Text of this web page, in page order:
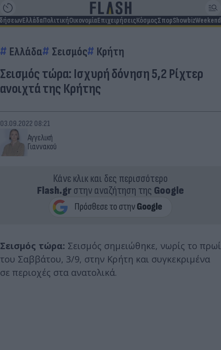
ΕλλάδαΠολιτικήΟικονομίαΕπιχειρήσειςΚόσμοςΣπορShowbizWeekend
Ελλάδα Σεισμός Κρήτη
Σεισμός τώρα: Ισχυρή δόνηση 5,2 Ρίχτερ
ανοιχτά της Κρήτης
Αγγελική
Γιαννακού
03.09.2022 08:21
Κάνε κλικ και δες περισσότερο
Flash.grστην αναζήτηση της Google
Σεισμός τώρα: Σεισμός σημειώθηκε, νωρίς το πρωί
του Σαββάτου, 3/9, στην Κρήτη και συγκεκριμένα
σε περιοχές στα ανατολικά.